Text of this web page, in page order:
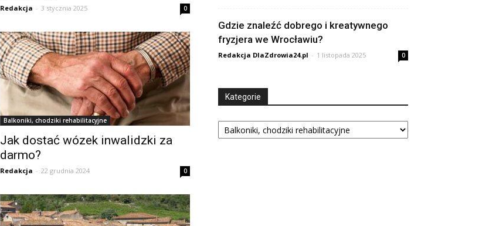
Redakcja - 3 stycznia 2025 0
Balkoniki, chodziki rehabilitacyjne
Jak dostać wózek inwalidzki za
darmo?
Redakcja - 22 grudnia 2024 0
Gdzie znaleźć dobrego i kreatywnego
fryzjera we Wrocławiu?
Redakcja DlaZdrowia24.pl - 1 listopada 2025 0
Kategorie
Kategorie